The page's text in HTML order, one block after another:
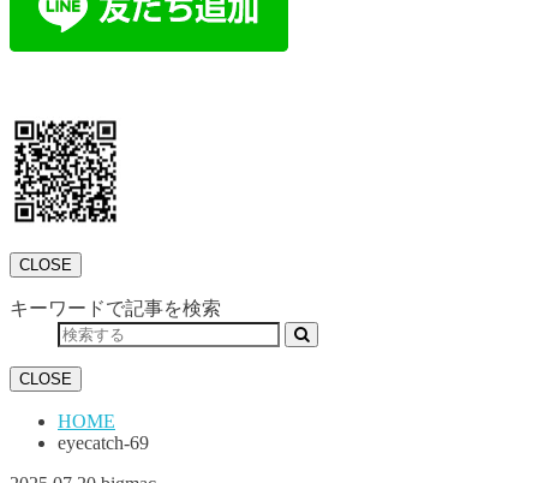
CLOSE
キーワードで記事を検索
CLOSE
HOME
eyecatch-69